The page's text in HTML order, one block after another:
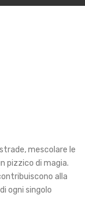
mescolare le
pizzico di magia.
alla
ogni singolo